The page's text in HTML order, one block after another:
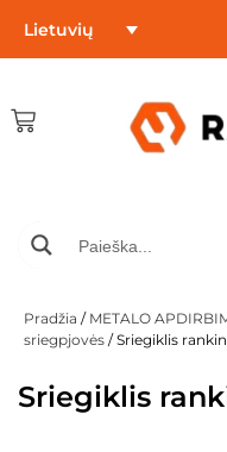
Lietuvių
Pradžia / METALO
sriegpjovės / Sriegiklis
Sriegiklis